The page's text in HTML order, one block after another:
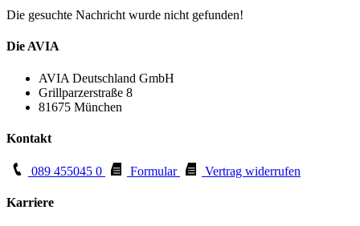
Die gesuchte Nachricht wurde nicht gefunden!
Die AVIA
AVIA Deutschland GmbH
Grillparzerstraße 8
81675 München
Kontakt
089 455045 0 Formular Vertrag widerrufen
Karriere